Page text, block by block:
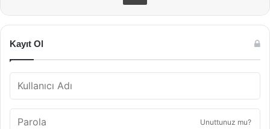
Kayıt Ol
Unuttunuz mu?